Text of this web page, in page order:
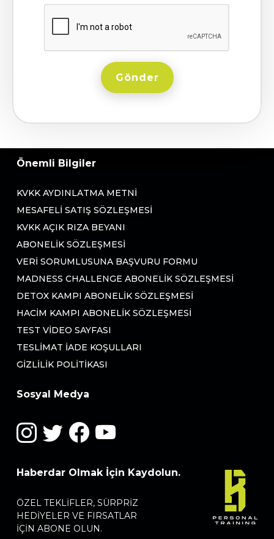
Gönder
Önemli Bilgiler
KVKK AYDINLATMA METNI
MESAFELI SATIŞ SÖZLEŞMESI
KVKK AÇIK RIZA BEYANI
ABONELIK SÖZLEŞMESI
VERI SORUMLUSUNA BAŞVURU FORMU
MADNESS CHALLENGE ABONELIK SÖZLEŞMESI
DETOX KAMPI ABONELIK SÖZLEŞMESI
HACIM KAMPI ABONELIK SÖZLEŞMESI
TEST VIDEO SAYFASI
TESLIMAT İADE KOŞULLARI
GIZLILIK POLITIKASI
Sosyal Medya
Haberdar Olmak İçin Kaydolun.
ÖZEL TEKLIFLER, SÜRPRIZ
HEDIYELER VE FIRSATLAR
IÇIN ABONE OLUN.